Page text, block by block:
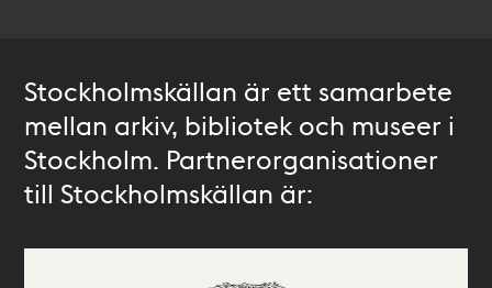
Stockholmskällan är ett samarbete
mellan arkiv, bibliotek och museer i
Stockholm. Partnerorganisationer
till Stockholmskällan är: